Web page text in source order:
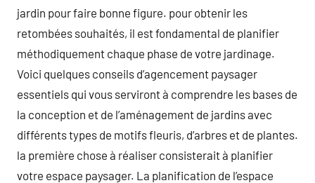
jardin pour faire bonne figure. pour obtenir les
retombées souhaités, il est fondamental de planifier
méthodiquement chaque phase de votre jardinage.
Voici quelques conseils d’agencement paysager
essentiels qui vous serviront à comprendre les bases de
la conception et de l’aménagement de jardins avec
différents types de motifs fleuris, d’arbres et de plantes.
la première chose à réaliser consisterait à planifier
votre espace paysager. La planification de l’espace